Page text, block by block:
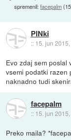
spremenil:facepalm(
PINki
:: 15. jun
Evo zdaj sem poslal
vsemi podatki razen
naknadno tudi
facepalm
:: 15. jun
Preko maila?